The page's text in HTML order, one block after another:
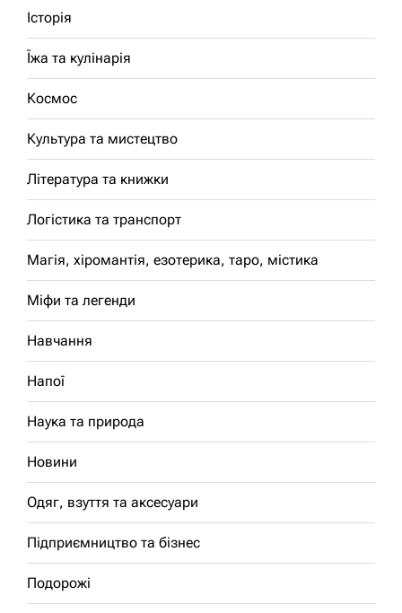
Історія
Їжа та кулінарія
Космос
Культура та мистецтво
Література та книжки
Логістика та транспорт
Магія, хіромантія, езотерика, таро, містика
Міфи та легенди
Навчання
Напої
Наука та природа
Новини
Одяг, взуття та аксесуари
Підприємництво та бізнес
Подорожі